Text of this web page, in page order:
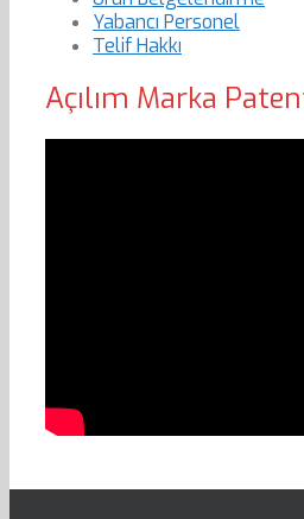
Yabancı Personel
Telif Hakkı
Açılım Marka